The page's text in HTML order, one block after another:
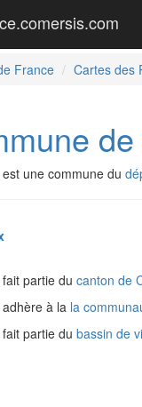
France Cartes des
une commune du
partie du canton de
à la la
partie du bassin de